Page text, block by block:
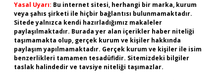
Yasal Uyarı: Bu internet sitesi, herhangi bir marka, kurum
veya şahıs şirketi ile hiçbir bağlantısı bulunmamaktadır.
Sitede yalnızca kendi hazırladığımız makaleler
paylaşılmaktadır. Burada yer alan içerikler haber niteliği
taşımamakta olup, gerçek kurum ve kişiler hakkında
paylaşım yapılmamaktadır. Gerçek kurum ve kişiler ile isim
benzerlikleri tamamen tesadüfidir. Sitemizdeki bilgiler
taslak halindedir ve tavsiye niteliği taşımazlar.